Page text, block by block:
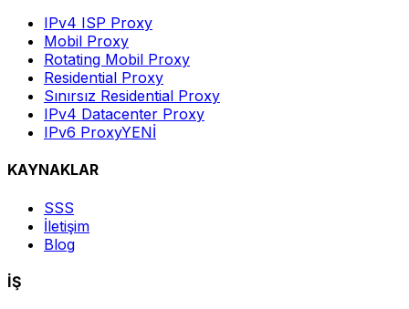
IPv4 ISP Proxy
Mobil Proxy
Rotating Mobil Proxy
Residential Proxy
Sınırsız Residential Proxy
IPv4 Datacenter Proxy
IPv6 ProxyYENİ
KAYNAKLAR
SSS
İletişim
Blog
İŞ